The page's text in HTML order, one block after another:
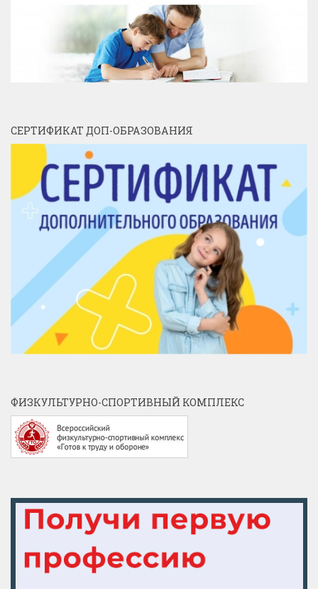
СЕРТИФИКАТ ДОП-ОБРАЗОВАНИЯ
ФИЗКУЛЬТУРНО-СПОРТИВНЫЙ КОМПЛЕКС